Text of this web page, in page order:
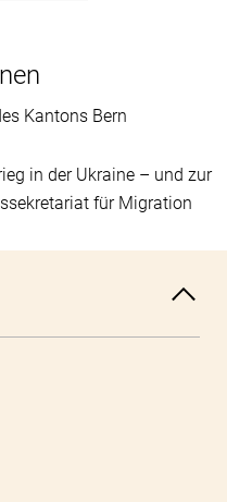
Kantons Bern
in der Ukraine – und zur
für Migration